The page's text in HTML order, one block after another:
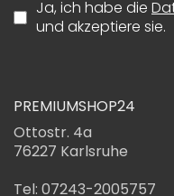
Ja, ich habe die
und akzeptiere sie.
PREMIUMSHOP24
Ottostr. 4a
76227 Karlsruhe
Tel: 07243-2005757